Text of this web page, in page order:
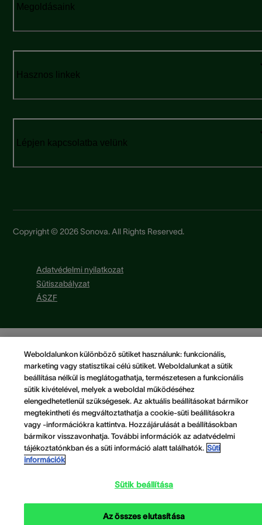
Megoldásaink
Hasznos linkek
Lépjen kapcsolatba velünk
Copyright © 2026 Sonova. All Rights Reserved.
Adatvédelmi nyilatkozat
Sütiszabályzat
ÁSZF
Weboldalunkon különböző sütiket használunk: funkcionális,
marketing vagy statisztikai célú sütiket. Weboldalunkat a sütik
beállítása nélkül is meglátogathatja, természetesen a funkcionális
sütik kivételével, melyek a weboldal működéséhez
elengedhetetlenül szükségesek. Az aktuális beállításokat bármikor
megtekintheti és megváltoztathatja a cookie-süti beállításokra
vagy -információkra kattintva. Hozzájárulását a beállításokban
bármikor visszavonhatja. További információk az adatvédelmi
tájékoztatónkban és a süti információ alatt találhatók. Süti
információk
Sütik beállítása
Az összes elutasítása